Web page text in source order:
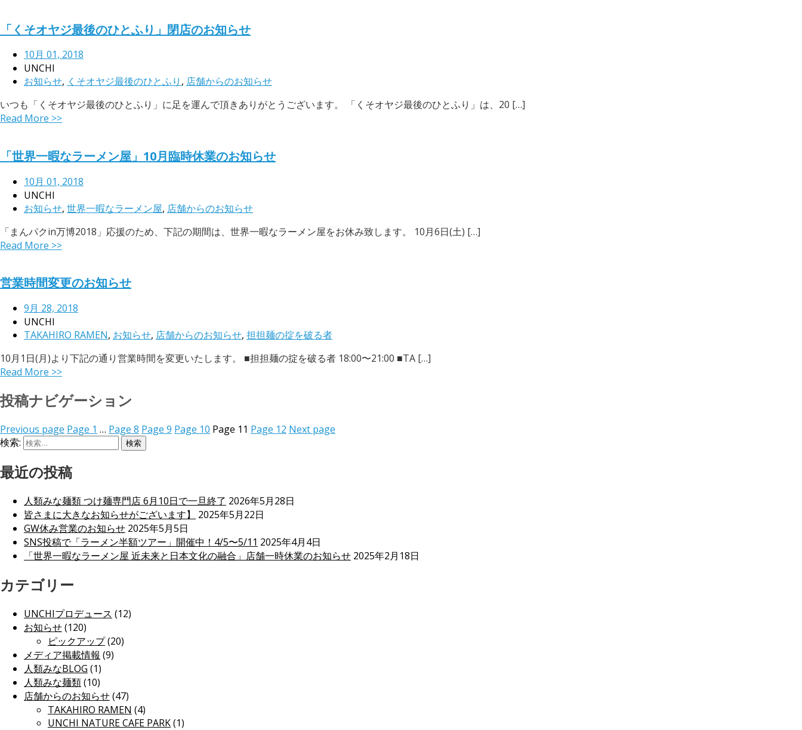
「くそオヤジ最後のひとふり」閉店のお知らせ
10月 01, 2018
UNCHI
お知らせ, くそオヤジ最後のひとふり , 店舗からのお知らせ
いつも「くそオヤジ最後のひとふり」に足を運んで頂きありがとうございます。 「くそオヤジ最後のひとふり」は、20 […]
Read More >>
「世界一暇なラーメン屋」10月臨時休業のお知らせ
10月 01, 2018
UNCHI
お知らせ, 世界一暇なラーメン屋, 店舗からのお知らせ
「まんパクin万博2018」応援のため、下記の期間は、世界一暇なラーメン屋をお休み致します。 10月6日(土) […]
Read More >>
営業時間変更のお知らせ
9月 28, 2018
UNCHI
TAKAHIRO RAMEN, お知らせ, 店舗からのお知らせ, 担担麺の掟を破る者
10月1日(月)より下記の通り営業時間を変更いたします。 ■担担麺の掟を破る者 18:00〜21:00 ■TA […]
Read More >>
投稿ナビゲーション
Previous page Page 1 … Page 8 Page 9 Page 10 Page 11 Page 12 Next page
検索:
最近の投稿
人類みな麺類 つけ麺専門店 6月10日で一旦終了 2026年5月28日
皆さまに大きなお知らせがございます】
2025年5月22日
GW休み営業のお知らせ 2025年5月5日
SNS投稿で「ラーメン半額ツアー」開催中！4/5〜5/11 2025年4月4日
「世界一暇なラーメン屋 近未来と日本文化の融合」店舗一時休業のお知らせ 2025年2月18日
カテゴリー
UNCHIプロデュース (12)
お知らせ(120)
ピックアップ(20)
メディア掲載情報 (9)
人類みなBLOG (1)
人類みな麺類(10)
店舗からのお知らせ(47)
TAKAHIRO RAMEN (4)
UNCHI NATURE CAFE PARK(1)